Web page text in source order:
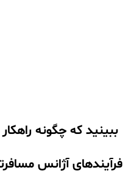
ببینید که چگونه
فرآیندهای آژانس